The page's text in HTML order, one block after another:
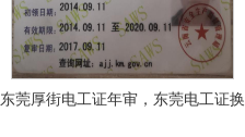
东莞厚街电工证年审，东莞电工证换